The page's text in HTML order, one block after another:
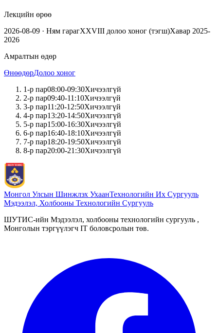
Лекцийн өрөө
2026-08-09 · Ням гарагXXVIII долоо хоног (тэгш)Хавар 2025-
2026
Амралтын өдөр
ӨнөөдөрДолоо хоног
1-р пар08:00-09:30Хичээлгүй
2-р пар09:40-11:10Хичээлгүй
3-р пар11:20-12:50Хичээлгүй
4-р пар13:20-14:50Хичээлгүй
5-р пар15:00-16:30Хичээлгүй
6-р пар16:40-18:10Хичээлгүй
7-р пар18:20-19:50Хичээлгүй
8-р пар20:00-21:30Хичээлгүй
Монгол Улсын Шинжлэх УхаанТехнологийн Их Сургууль
Мэдээлэл, Холбооны Технологийн Сургууль
ШУТИС-ийн Мэдээлэл, холбооны технологийн сургууль ,
Монголын тэргүүлэгч IT боловсролын төв.